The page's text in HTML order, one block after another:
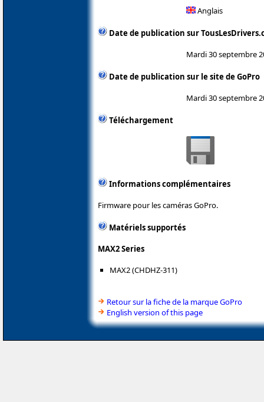
Anglais
Date de publication sur
Mardi 30 septembre
Date de publication sur le site de GoPro
Mardi 30 septembre
Téléchargement
Informations complémentaires
Firmware pour les caméras GoPro.
Matériels supportés
MAX2 Series
MAX2 (CHDHZ-311)
Retour sur la fiche de la marque GoPro
English version of this page